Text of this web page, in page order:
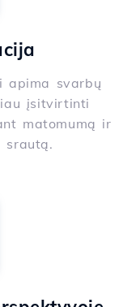
apima svarbų
įsitvirtinti
matomumą ir
srautą.